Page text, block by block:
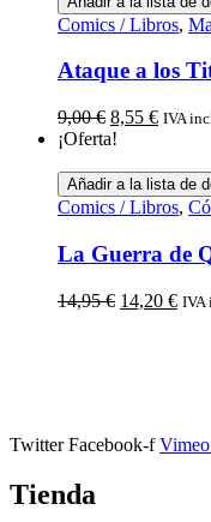
Comics / Libros,
Ataque a los
9,00€ 8,55 € IVA
¡Oferta!
Añadir a la lista de
Comics / Libros,
La Guerra de
14,95€ 14,20 € IVA
Twitter Facebook-f Vimeo
Tienda